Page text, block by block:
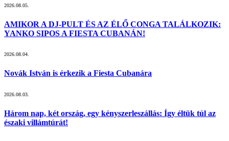
2026.08.05.
AMIKOR A DJ-PULT ÉS AZ ÉLŐ CONGA TALÁLKOZIK:
YANKO SIPOS A FIESTA CUBANÁN!
2026.08.04.
Novák István is érkezik a Fiesta Cubanára
2026.08.03.
Három nap, két ország, egy kényszerleszállás: Így éltük túl az
északi villámtúrát!